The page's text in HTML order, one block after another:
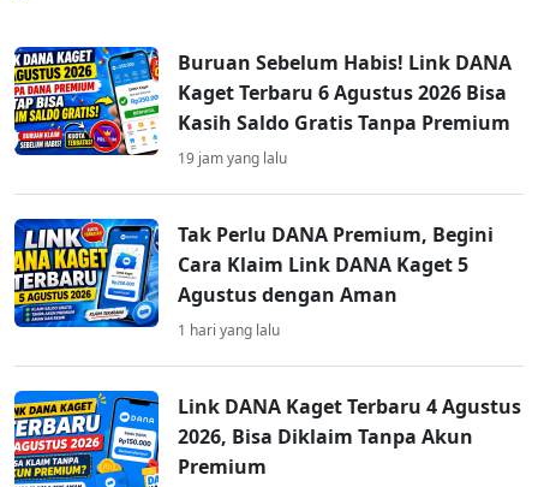
Buruan Sebelum Habis! Link DANA
Kaget Terbaru 6 Agustus 2026 Bisa
Kasih Saldo Gratis Tanpa Premium
19 jam yang lalu
Tak Perlu DANA Premium, Begini
Cara Klaim Link DANA Kaget 5
Agustus dengan Aman
1 hari yang lalu
Link DANA Kaget Terbaru 4 Agustus
2026, Bisa Diklaim Tanpa Akun
Premium